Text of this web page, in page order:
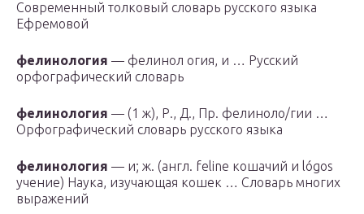
Современный толковый словарь русского языка
Ефремовой
фелинология — фелинол огия, и … Русский
орфографический словарь
фелинология — (1 ж), Р., Д., Пр. фелиноло/гии …
Орфографический словарь русского языка
фелинология — и; ж. (англ. feline кошачий и lógos
учение) Наука, изучающая кошек … Словарь многих
выражений